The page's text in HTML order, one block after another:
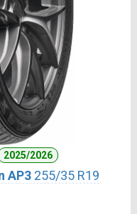
2025/2026
AP3 255/35 R19